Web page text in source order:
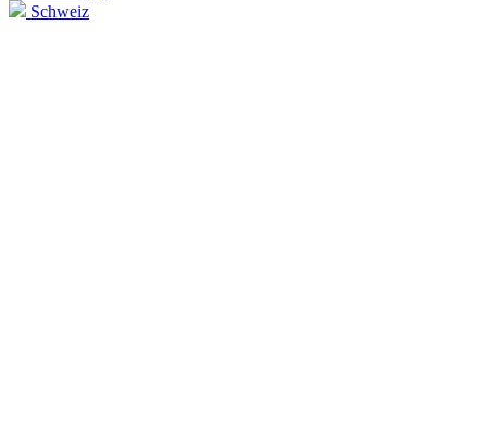
Schweiz